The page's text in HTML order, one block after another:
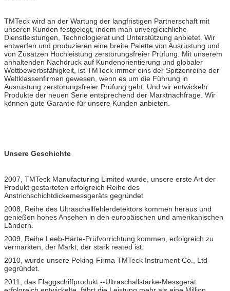
TMTeck wird an der Wartung der langfristigen Partnerschaft mit
unseren Kunden festgelegt, indem man unvergleichliche
Dienstleistungen, Technologierat und Unterstützung anbietet. Wir
entwerfen und produzieren eine breite Palette von Ausrüstung und
von Zusätzen Hochleistung zerstörungsfreier Prüfung. Mit unserem
anhaltenden Nachdruck auf Kundenorientierung und globaler
Wettbewerbsfähigkeit, ist TMTeck immer eins der Spitzenreihe der
Weltklassenfirmen gewesen, wenn es um die Führung in
Ausrüstung zerstörungsfreier Prüfung geht. Und wir entwickeln
Produkte der neuen Serie entsprechend der Marktnachfrage. Wir
können gute Garantie für unsere Kunden anbieten.
Unsere Geschichte
2007, TMTeck Manufacturing Limited wurde, unsere erste Art der
Produkt gestarteten erfolgreich Reihe des
Anstrichschichtdickemessgeräts gegründet
2008, Reihe des Ultraschallfehlerdetektors kommen heraus und
genießen hohes Ansehen in den europäischen und amerikanischen
Ländern.
2009, Reihe Leeb-Härte-Prüfvorrichtung kommen, erfolgreich zu
vermarkten, der Markt, der stark reated ist.
2010, wurde unsere Peking-Firma TMTeck Instrument Co., Ltd
gegründet.
2011, das Flaggschiffprodukt --Ultraschallstärke-Messgerät